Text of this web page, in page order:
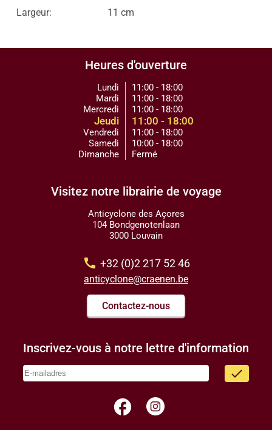
Largeur: 11 cm
Heures d'ouverture
Lundi
Mardi
Mercredi
Jeudi
Vendredi
Samedi
Dimanche
11:00 - 18:00
11:00 - 18:00
11:00 - 18:00
11:00 - 18:00
11:00 - 18:00
10:00 - 18:00
Fermé
Visitez notre librairie de voyage
Anticyclone des Açores
104 Bondgenotenlaan
3000 Louvain
call +32 (0)2 217 52 46
anticyclone@craenen.be
Contactez-nous
Inscrivez-vous à notre lettre d'information
done
facebook